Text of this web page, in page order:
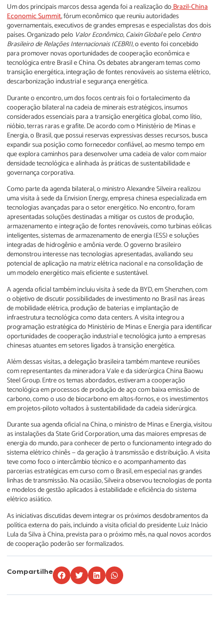
Um dos principais marcos dessa agenda foi a realização doBrazil-China
Economic Summit, fórum econômico que reuniu autoridades
governamentais, executivos de grandes empresas e especialistas dos dois
países. Organizado pelo Valor Econômico,Caixin Globale pelo Centro
Brasileiro de Relações Internacionais (CEBRI), o evento foi concebido
para promover novas oportunidades de cooperação econômica e
tecnológica entre Brasil e China. Os debates abrangeram temas como
transição energética, integração de fontes renováveis ao sistema elétrico,
descarbonização industrial e segurança energética.
Durante o encontro, um dos focos centrais foi o fortalecimento da
cooperação bilateral na cadeia de minerais estratégicos, insumos
considerados essenciais para a transição energética global, como lítio,
nióbio, terras raras e grafite. De acordo com o Ministério de Minas e
Energia, o Brasil, que possui reservas expressivas desses recursos, busca
expandir sua posição como fornecedor confiável, ao mesmo tempo em
que explora caminhos para desenvolver uma cadeia de valor com maior
densidade tecnológica e alinhada às práticas de sustentabilidade e
governança corporativa.
Como parte da agenda bilateral, o ministro Alexandre Silveira realizou
uma visita à sede da Envision Energy, empresa chinesa especializada em
tecnologias avançadas para o setor energético. No encontro, foram
apresentadas soluções destinadas a mitigar os custos de produção,
armazenamento e integração de fontes renováveis, como turbinas eólicas
inteligentes, sistemas de armazenamento de energia (ESS) e soluções
integradas de hidrogênio e amônia verde. O governo brasileiro
demonstrou interesse nas tecnologias apresentadas, avaliando seu
potencial de aplicação na matriz elétrica nacional e na consolidação de
um modelo energético mais eficiente e sustentável.
A agenda oficial também incluiu visita à sede da BYD, em Shenzhen, com
o objetivo de discutir possibilidades de investimento no Brasil nas áreas
de mobilidade elétrica, produção de baterias e implantação de
infraestrutura tecnológica como data centers. A visita integrou a
programação estratégica do Ministério de Minas e Energia para identificar
oportunidades de cooperação industrial e tecnológica junto a empresas
chinesas atuantes em setores ligados à transição energética.
Além dessas visitas, a delegação brasileira também manteve reuniões
com representantes da mineradora Vale e da siderúrgica China Baowu
Steel Group. Entre os temas abordados, estiveram a cooperação
tecnológica em processos de produção de aço com baixa emissão de
carbono, como o uso de biocarbono em altos-fornos, e os investimentos
em projetos-piloto voltados à sustentabilidade da cadeia siderúrgica.
Durante sua agenda oficial na China, o ministro de Minas e Energia, visitou
as instalações da State Grid Corporation, uma das maiores empresas de
energia do mundo, para conhecer de perto o funcionamento integrado do
sistema elétrico chinês — da geração à transmissão e distribuição. A visita
teve como foco o intercâmbio técnico e o acompanhamento das
parcerias estratégicas em curso com o Brasil, em especial nas grandes
linhas de transmissão. Na ocasião, Silveira observou tecnologias de ponta
e modelos de gestão aplicados à estabilidade e eficiência do sistema
elétrico asiático.
As iniciativas discutidas devem integrar os próximos desdobramentos da
política externa do país, incluindo a visita oficial do presidente Luiz Inácio
Lula da Silva à China, prevista para o próximo mês, na qual novos acordos
de cooperação poderão ser formalizados.
Compartilhe